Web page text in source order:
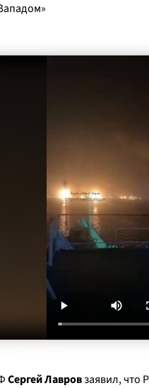
Сергей Лавровзаявил, что